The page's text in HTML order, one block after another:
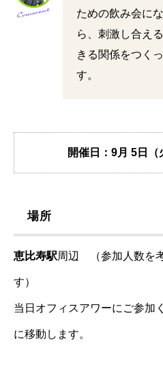
ための飲み会に
ら、刺激し合え
きる関係をつく
す。
開催日：9月 5日（
場所
恵比寿駅周辺 （参加人数を
す）
当日オフィスアワーにご参加
に移動します。